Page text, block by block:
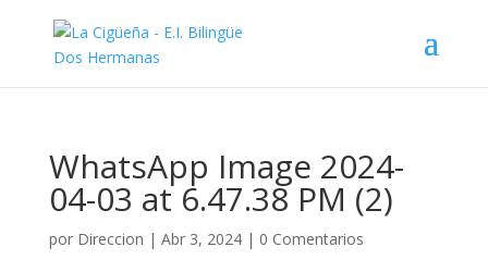
WhatsApp Image 2024-
04-03 at 6.47.38 PM (2)
por Direccion | Abr 3, 2024| 0 Comentarios